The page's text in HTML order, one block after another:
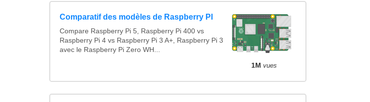
Comparatif des modèles de Raspberry PI
Compare Raspberry Pi 5, Raspberry Pi 400 vs
Raspberry Pi 4 vs Raspberry Pi 3 A+, Raspberry Pi 3
avec le Raspberry Pi Zero WH...
1M vues